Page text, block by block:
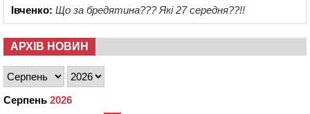
Івченко: Що за бредятина??? Які 27 середня??!!
АРХІВ НОВИН
Серпень 2026